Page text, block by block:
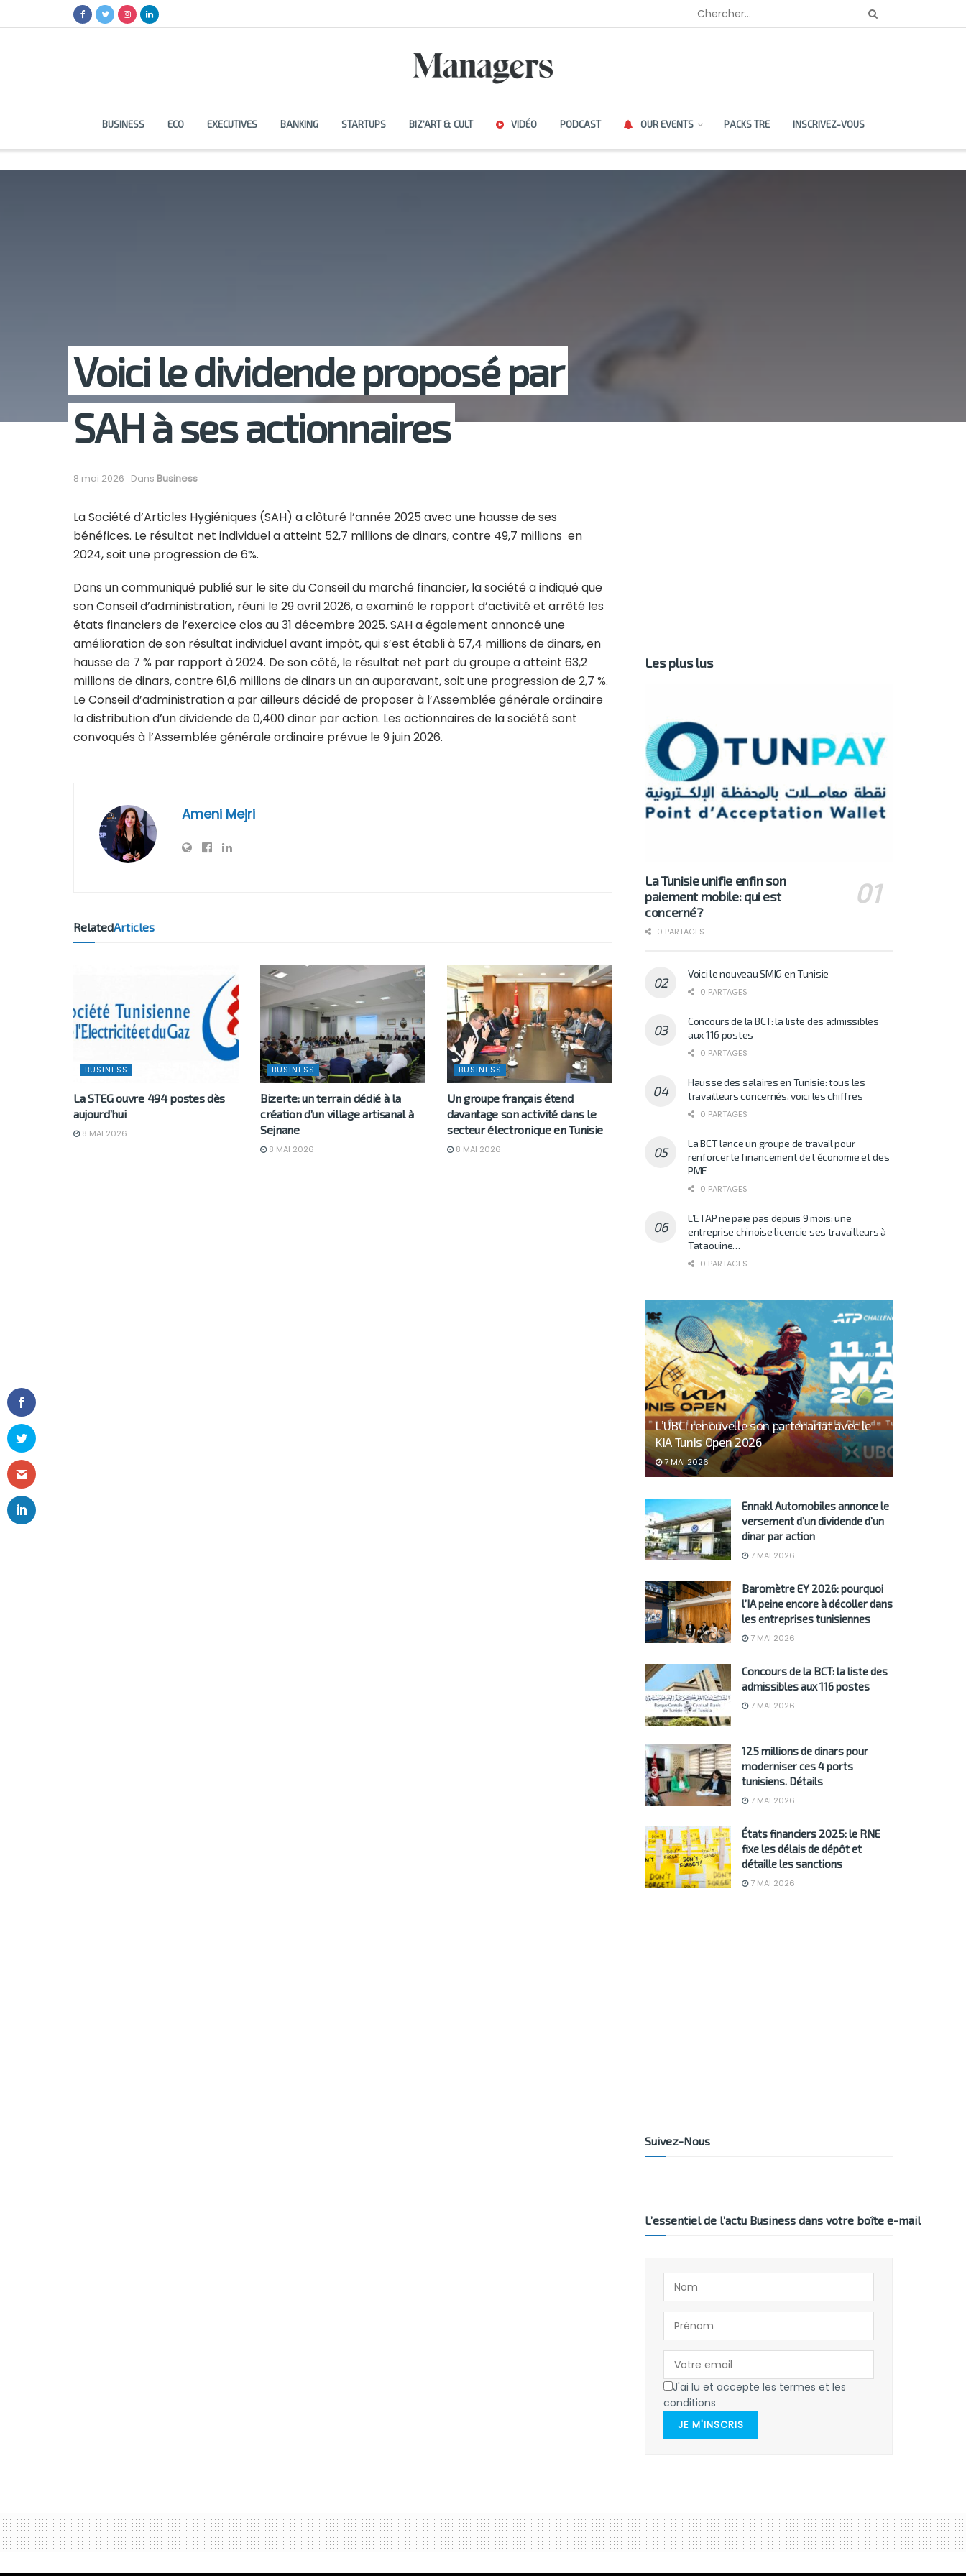
BUSINESS ECO EXECUTIVES BANKING STARTUPS BIZ’ART & CULT VIDÉO PODCAST OUR EVENTS PACKS TRE INSCRIVEZ-VOUS
Voici le dividende proposé par
SAH à ses actionnaires
8 mai 2026 Dans Business
La Société d’Articles Hygiéniques (SAH) a clôturé l’année 2025 avec une hausse de ses
bénéfices. Le résultat net individuel a atteint 52,7 millions de dinars, contre 49,7 millions en
2024, soit une progression de 6%.
Dans un communiqué publié sur le site du Conseil du marché financier, la société a indiqué que
son Conseil d’administration, réuni le 29 avril 2026, a examiné le rapport d’activité et arrêté les
états financiers de l’exercice clos au 31 décembre 2025. SAH a également annoncé une
amélioration de son résultat individuel avant impôt, qui s’est établi à 57,4 millions de dinars, en
hausse de 7 % par rapport à 2024. De son côté, le résultat net part du groupe a atteint 63,2
millions de dinars, contre 61,6 millions de dinars un an auparavant, soit une progression de 2,7 %.
Le Conseil d’administration a par ailleurs décidé de proposer à l’Assemblée générale ordinaire
la distribution d’un dividende de 0,400 dinar par action. Les actionnaires de la société sont
convoqués à l’Assemblée générale ordinaire prévue le 9 juin 2026.
Ameni Mejri
RelatedArticles
BUSINESS
La STEG ouvre 494 postes dès
aujourd’hui
8 MAI 2026
BUSINESS
Bizerte: un terrain dédié à la
création d’un village artisanal à
Sejnane
8 MAI 2026
BUSINESS
Un groupe français étend
davantage son activité dans le
secteur électronique en Tunisie
8 MAI 2026
Les plus lus
La Tunisie unifie enfin son
paiement mobile: qui est
concerné?
0 PARTAGES
Voici le nouveau SMIG en Tunisie
0 PARTAGES
Concours de la BCT: la liste des admissibles
aux 116 postes
0 PARTAGES
Hausse des salaires en Tunisie: tous les
travailleurs concernés, voici les chiffres
0 PARTAGES
La BCT lance un groupe de travail pour
renforcer le financement de l’économie et des
PME
0 PARTAGES
L’ETAP ne paie pas depuis 9 mois: une
entreprise chinoise licencie ses travailleurs à
Tataouine…
0 PARTAGES
L’UBCI renouvelle son partenariat avec le
KIA Tunis Open 2026
7 MAI 2026
Ennakl Automobiles annonce le
versement d’un dividende d’un
dinar par action
7 MAI 2026
Baromètre EY 2026: pourquoi
l’IA peine encore à décoller dans
les entreprises tunisiennes
7 MAI 2026
Concours de la BCT: la liste des
admissibles aux 116 postes
7 MAI 2026
125 millions de dinars pour
moderniser ces 4 ports
tunisiens. Détails
7 MAI 2026
États financiers 2025: le RNE
fixe les délais de dépôt et
détaille les sanctions
7 MAI 2026
Suivez-Nous
L’essentiel de l’actu Business dans votre boîte e-mail
J'ai lu et accepte les termes et les
conditions
JE M'INSCRIS